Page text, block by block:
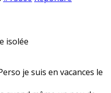
isolée
je suis en vacances le